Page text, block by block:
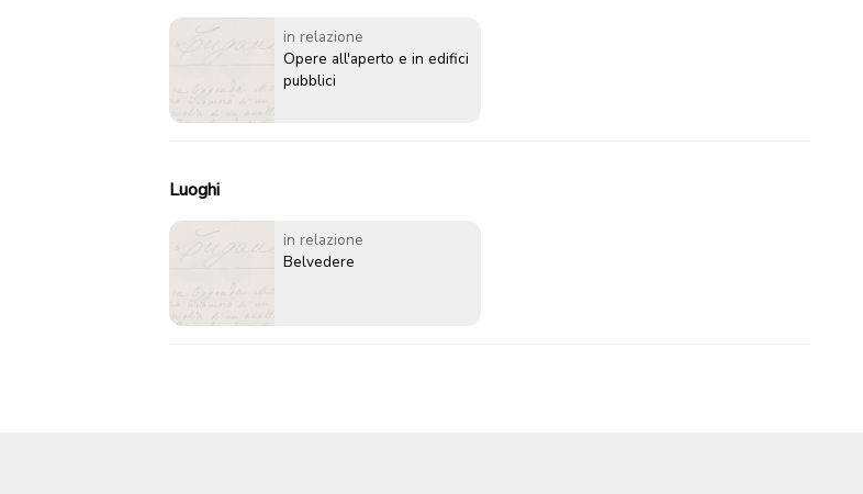
in relazione
Opere all'aperto e in edifici
pubblici
Luoghi
in relazione
Belvedere